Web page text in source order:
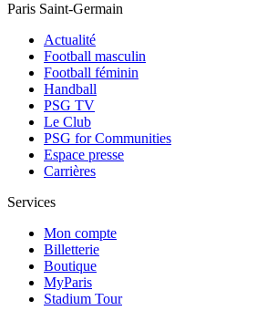
Paris Saint-Germain
Actualité
Football masculin
Football féminin
Handball
PSG TV
Le Club
PSG for Communities
Espace presse
Carrières
Services
Mon compte
Billetterie
Boutique
MyParis
Stadium Tour